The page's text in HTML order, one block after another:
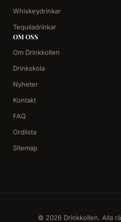
Whiskeydrinkar
Tequiladrinkar
OM OSS
Om Drinkkollen
Drinkskola
Nyheter
Kontakt
FAQ
Ordlista
Sitemap
© 2026 Drinkkollen. Alla